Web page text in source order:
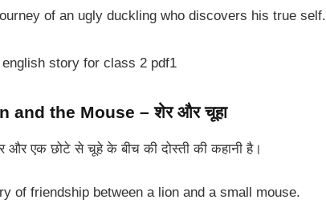
of an ugly duckling who discovers his true self.
and the Mouse – शेर और चूहा
और एक छोटे से चूहे के बीच की दोस्ती की कहानी है।
of friendship between a lion and a small mouse.